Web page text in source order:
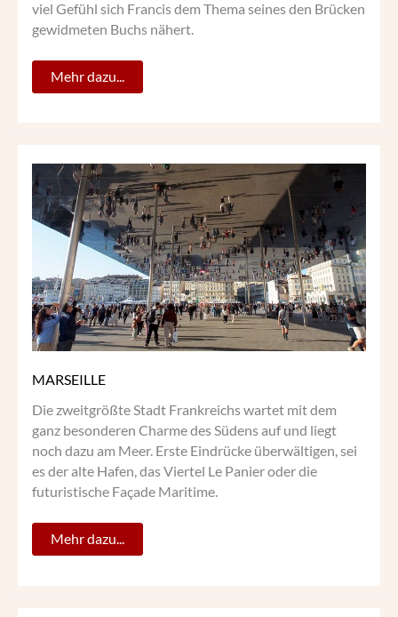
viel Gefühl sich Francis dem Thema seines den Brücken
gewidmeten Buchs nähert.
Mehr dazu...
MARSEILLE
Die zweitgrößte Stadt Frankreichs wartet mit dem
ganz besonderen Charme des Südens auf und liegt
noch dazu am Meer. Erste Eindrücke überwältigen, sei
es der alte Hafen, das Viertel Le Panier oder die
futuristische Façade Maritime.
MARSEILLE
Mehr dazu...